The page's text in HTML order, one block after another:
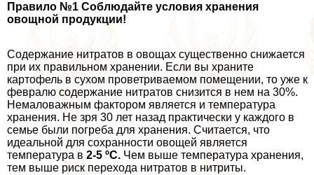
Правило №1 Соблюдайте условия хранения
овощной продукции!
Содержание нитратов в овощах существенно снижается
при их правильном хранении. Если вы храните
картофель в сухом проветриваемом помещении, то уже к
февралю содержание нитратов снизится в нем на 30%.
Немаловажным фактором является и температура
хранения. Не зря 30 лет назад пpaктически у каждого в
семье были погреба для хранения. Считается, что
идеальной для сохранности овощей является
температура в 2-5 ºС. Чем выше температура хранения,
тем выше риск перехода нитратов в нитриты.